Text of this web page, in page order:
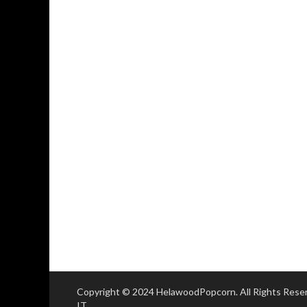
Copyright © 2024 HelawoodPopcorn. All Rights